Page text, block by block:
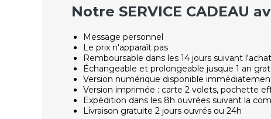
Notre SERVICE CADEAU
Message personnel
Le prix n'apparaît pas
Remboursable dans les 14 jours suivant l'achat
Échangeable et prolongeable jusque 1 an
Version numérique disponible
Version imprimée : carte 2 volets, pochette
Expédition dans les 8h ouvrées suivant la
Livraison gratuite 2 jours ouvrés ou 24h